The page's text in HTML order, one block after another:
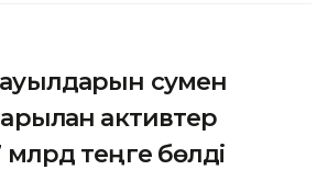
сумен
активтер
млрд теңге бөлді